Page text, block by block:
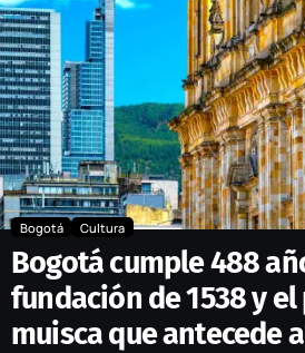
Bogotá Cultura
Bogotá cumple 488
fundación de 1538 y
muisca que antecede